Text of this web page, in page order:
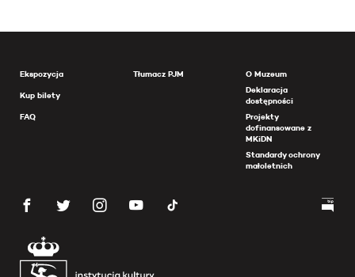
Ekspozycja
Kup bilety
FAQ
Tłumacz PJM
O Muzeum
Deklaracja
dostępności
Projekty
dofinansowane z
MKiDN
Standardy ochrony
małoletnich